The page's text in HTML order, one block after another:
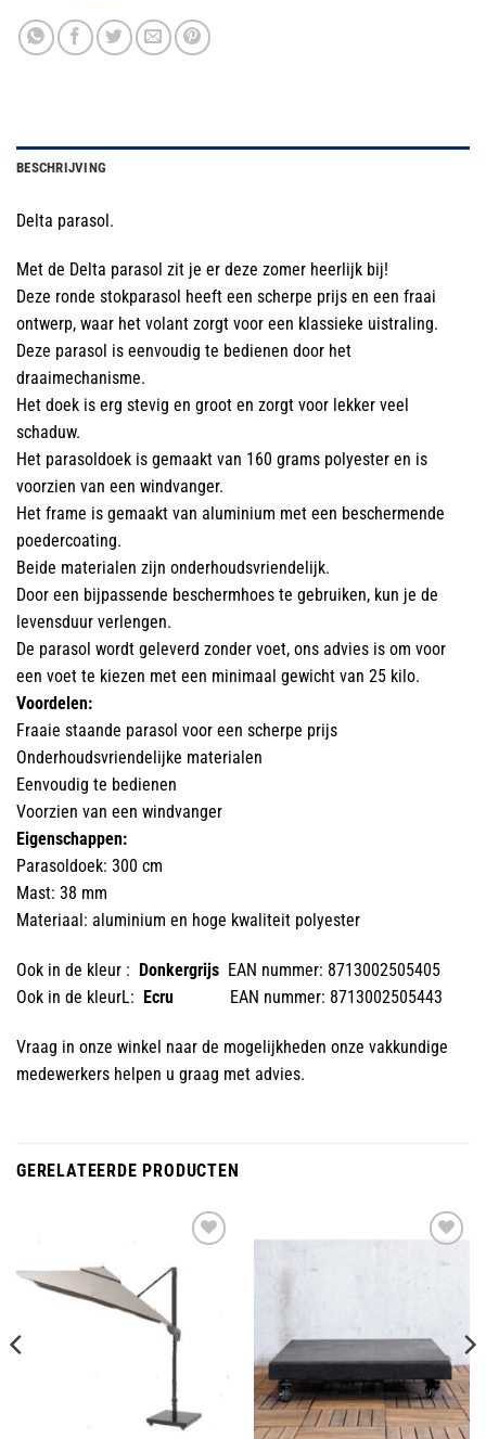
BESCHRIJVING
Delta parasol.
Met de Delta parasol zit je er deze zomer heerlijk bij!
Deze ronde stokparasol heeft een scherpe prijs en een fraai
ontwerp, waar het volant zorgt voor een klassieke uistraling.
Deze parasol is eenvoudig te bedienen door het
draaimechanisme.
Het doek is erg stevig en groot en zorgt voor lekker veel
schaduw.
Het parasoldoek is gemaakt van 160 grams polyester en is
voorzien van een windvanger.
Het frame is gemaakt van aluminium met een beschermende
poedercoating.
Beide materialen zijn onderhoudsvriendelijk.
Door een bijpassende beschermhoes te gebruiken, kun je de
levensduur verlengen.
De parasol wordt geleverd zonder voet, ons advies is om voor
een voet te kiezen met een minimaal gewicht van 25 kilo.
Voordelen:
Fraaie staande parasol voor een scherpe prijs
Onderhoudsvriendelijke materialen
Eenvoudig te bedienen
Voorzien van een windvanger
Eigenschappen:
Parasoldoek: 300 cm
Mast: 38 mm
Materiaal: aluminium en hoge kwaliteit polyester
Ook in de kleur : Donkergrijs EAN nummer: 8713002505405
Ook in de kleurL: Ecru EAN nummer: 8713002505443
Vraag in onze winkel naar de mogelijkheden onze vakkundige
medewerkers helpen u graag met advies.
GERELATEERDE PRODUCTEN
Toevoegen
wenslijst